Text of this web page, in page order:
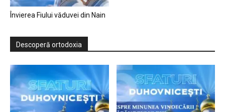
Învierea Fiului văduvei din Nain
Descoperă ortodoxia